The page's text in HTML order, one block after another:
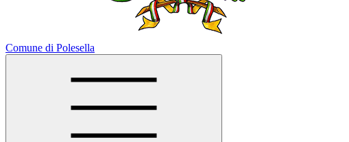
Comune di Polesella